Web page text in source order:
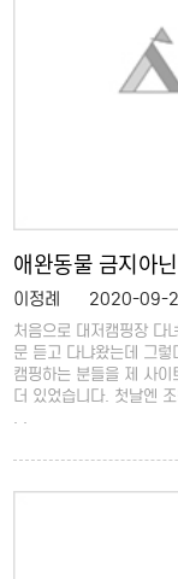
애완동물 금지아
이정례 2020-09-
처음으로 대저캠핑장 다
문 듣고 다냐왔는데 그
캠핑하는 분들을 제 사
더 있었습니다. 첫날엔
. .